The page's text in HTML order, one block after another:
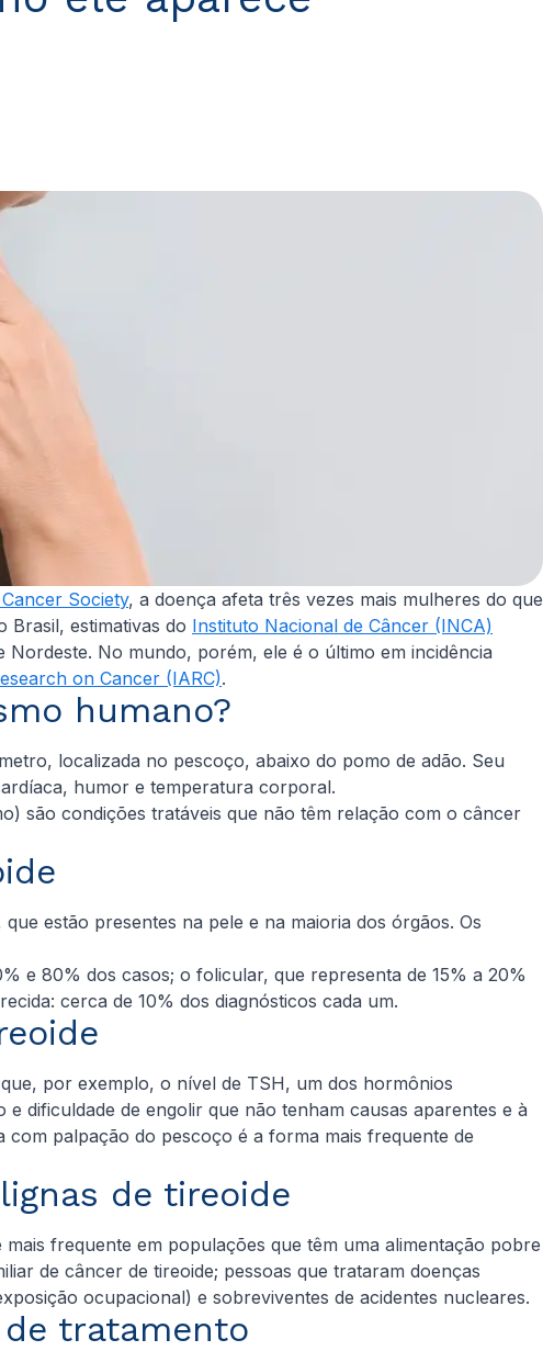
Society, a doença afeta três vezes mais mulheres do que
estimativas do Instituto Nacional de Câncer (INCA)
No mundo, porém, ele é o último em incidência
on Cancer (IARC).
humano?
localizada no pescoço, abaixo do pomo de adão. Seu
humor e temperatura corporal.
são condições tratáveis que não têm relação com o câncer
estão presentes na pele e na maioria dos órgãos. Os
e 80% dos casos; o folicular, que representa de 15% a 20%
cerca de 10% dos diagnósticos cada um.
por exemplo, o nível de TSH, um dos hormônios
dificuldade de engolir que não tenham causas aparentes e à
palpação do pescoço é a forma mais frequente de
de tireoide
frequente em populações que têm uma alimentação pobre
de câncer de tireoide; pessoas que trataram doenças
ocupacional) e sobreviventes de acidentes nucleares.
tratamento